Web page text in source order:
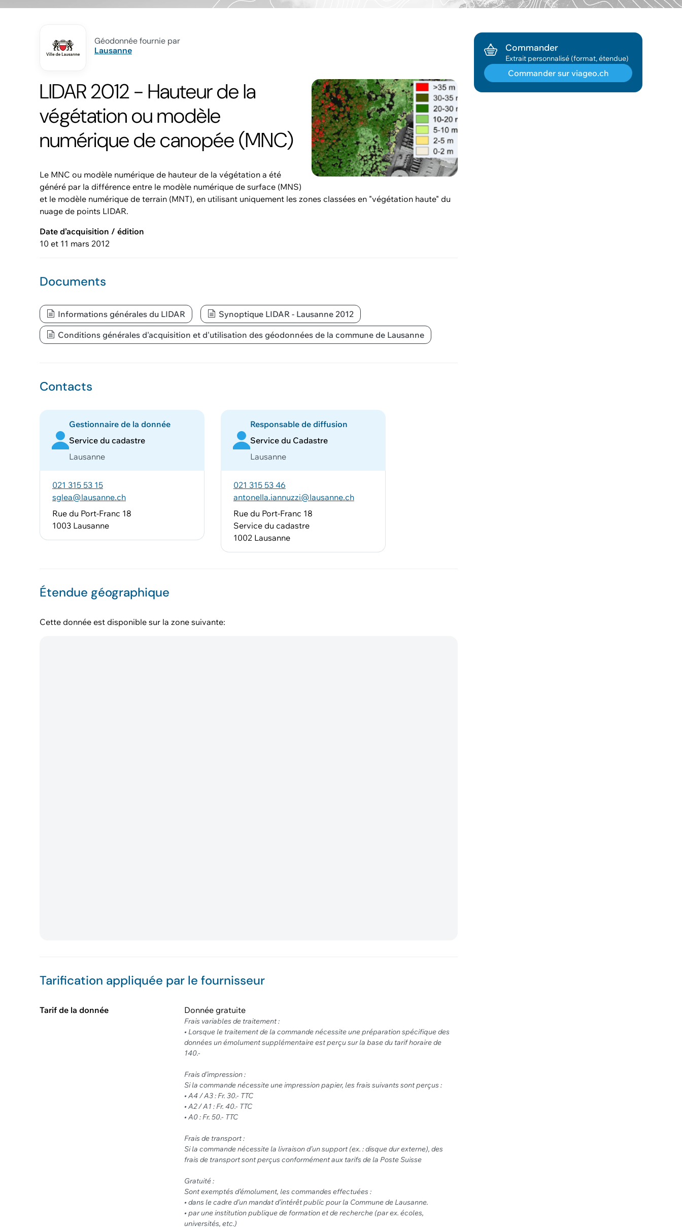
Géodonnée fournie par
Lausanne
LIDAR 2012 - Hauteur de la
végétation ou modèle
numérique de canopée (MNC)
Le MNC ou modèle numérique de hauteur de la végétation a été
généré par la différence entre le modèle numérique de surface (MNS)
et le modèle numérique de terrain (MNT), en utilisant uniquement les zones classées en "végétation haute" du
nuage de points LIDAR.
Date d’acquisition / édition
10 et 11 mars 2012
Documents
Informations générales du LIDAR Synoptique LIDAR - Lausanne 2012
Conditions générales d'acquisition et d'utilisation des géodonnées de la commune de Lausanne
Contacts
Gestionnaire de la donnée
Service du cadastre
Lausanne
021 315 53 15
sglea@lausanne.ch
Rue du Port-Franc 18
1003 Lausanne
Responsable de diffusion
Service du Cadastre
Lausanne
021 315 53 46
antonella.iannuzzi@lausanne.ch
Rue du Port-Franc 18
Service du cadastre
1002 Lausanne
Étendue géographique
Cette donnée est disponible sur la zone suivante:
Tarification appliquée par le fournisseur
Tarif de la donnée Donnée gratuite
Frais variables de traitement :
• Lorsque le traitement de la commande nécessite une préparation spécifique des
données un émolument supplémentaire est perçu sur la base du tarif horaire de
140.-
Frais d’impression :
Si la commande nécessite une impression papier, les frais suivants sont perçus :
• A4 / A3 : Fr. 30.- TTC
• A2 / A1 : Fr. 40.- TTC
• A0 : Fr. 50.- TTC
Frais de transport :
Si la commande nécessite la livraison d’un support (ex. : disque dur externe), des
frais de transport sont perçus conformément aux tarifs de la Poste Suisse
Gratuité :
Sont exemptés d’émolument, les commandes effectuées :
• dans le cadre d’un mandat d’intérêt public pour la Commune de Lausanne.
• par une institution publique de formation et de recherche (par ex. écoles,
universités, etc.)
Commander
Extrait personnalisé (format, étendue)
Commander sur viageo.ch